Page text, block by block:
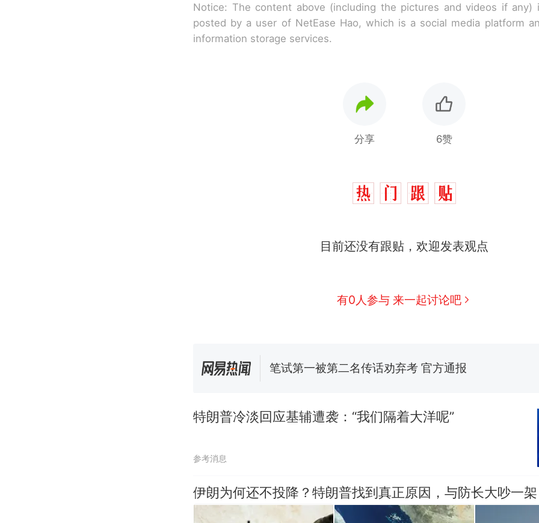
Notice: The content above (including the pictures and videos if any)
posted by a user of NetEase Hao, which is a social media platform
information storage services.
分享 6赞
目前还没有跟贴，欢迎发表观点
有0人参与 来一起讨论吧
那个在床头放菜刀的女孩，因老师一句“跟我回家
费大厨“全国小炒肉大王”称号，仅凭视频评出？中国
美国渔民钓获鲨鱼徒手将其拽回大海 目击者直呼震
特朗普冷淡回应基辅遭袭：“我们隔着大洋呢”
参考消息
伊朗为何还不投降？特朗普找到真正原因，与防长大吵一